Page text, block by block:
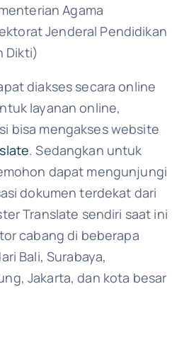
Agama
Jenderal Pendidikan
Dikti)
diakses secara online
layanan online,
bisa mengakses website
. Sedangkan untuk
dapat mengunjungi
dokumen terdekat dari
Translate sendiri saat ini
cabang di beberapa
Bali, Surabaya,
Jakarta, dan kota besar